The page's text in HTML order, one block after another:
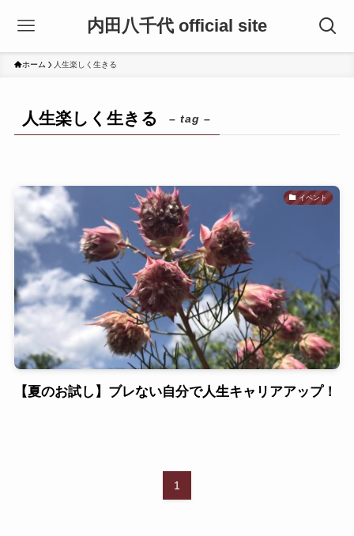
内田八千代 official site
ホーム 人生楽しく生きる
人生楽しく生きる – tag –
イベント
【夏のお試し】ブレない自分で人生キャリアアップ！
1